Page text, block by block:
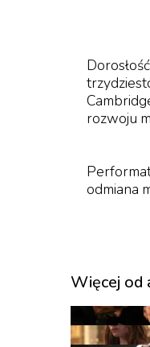
rozwoju
odmiana
Więcej od